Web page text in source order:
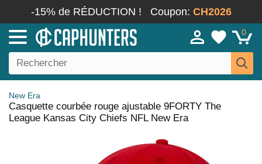
-15% de RÉDUCTION ! Coupon: CH2026
0
New Era
Casquette courbée rouge ajustable 9FORTY The
League Kansas City Chiefs NFL New Era